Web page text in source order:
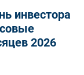
инвестора
2026